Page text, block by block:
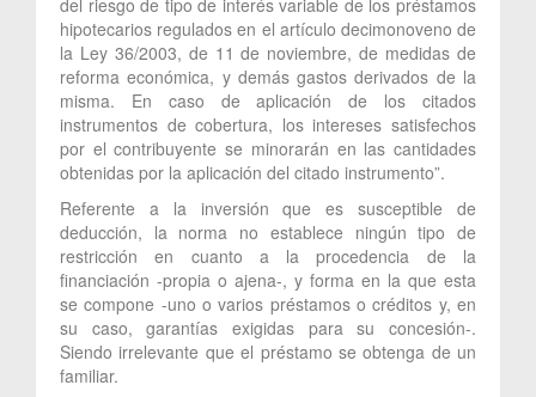
hipotecarios regulados en el artículo decimonoveno de
la Ley 36/2003, de 11 de noviembre, de medidas de
reforma económica, y demás gastos derivados de la
misma. En caso de aplicación de los citados
instrumentos de cobertura, los intereses satisfechos
por el contribuyente se minorarán en las cantidades
obtenidas por la aplicación del citado instrumento”.
Referente a la inversión que es susceptible de
deducción, la norma no establece ningún tipo de
restricción en cuanto a la procedencia de la
financiación -propia o ajena-, y forma en la que esta
se compone -uno o varios préstamos o créditos y, en
su caso, garantías exigidas para su concesión-.
Siendo irrelevante que el préstamo se obtenga de un
familiar.